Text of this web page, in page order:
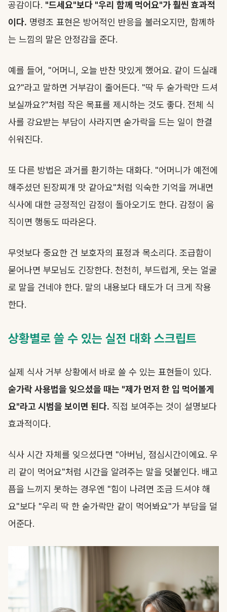
공감이다. "드세요"보다 "우리 함께 먹어요"가 훨씬 효과적
이다. 명령조 표현은 방어적인 반응을 불러오지만, 함께하
는 느낌의 말은 안정감을 준다.
예를 들어, "어머니, 오늘 반찬 맛있게 했어요. 같이 드실래
요?"라고 말하면 거부감이 줄어든다. "딱 두 숟가락만 드셔
보실까요?"처럼 작은 목표를 제시하는 것도 좋다. 전체 식
사를 강요받는 부담이 사라지면 숟가락을 드는 일이 한결
쉬워진다.
또 다른 방법은 과거를 환기하는 대화다. "어머니가 예전에
해주셨던 된장찌개 맛 같아요"처럼 익숙한 기억을 꺼내면
식사에 대한 긍정적인 감정이 돌아오기도 한다. 감정이 움
직이면 행동도 따라온다.
무엇보다 중요한 건 보호자의 표정과 목소리다. 조급함이
묻어나면 부모님도 긴장한다. 천천히, 부드럽게, 웃는 얼굴
로 말을 건네야 한다. 말의 내용보다 태도가 더 크게 작용
한다.
상황별로 쓸 수 있는 실전 대화 스크립트
실제 식사 거부 상황에서 바로 쓸 수 있는 표현들이 있다.
숟가락 사용법을 잊으셨을 때는 "제가 먼저 한 입 먹어볼게
요"라고 시범을 보이면 된다. 직접 보여주는 것이 설명보다
효과적이다.
식사 시간 자체를 잊으셨다면 "아버님, 점심시간이에요. 우
리 같이 먹어요"처럼 시간을 알려주는 말을 덧붙인다. 배고
픔을 느끼지 못하는 경우엔 "힘이 나려면 조금 드셔야 해
요"보다 "우리 딱 한 숟가락만 같이 먹어봐요"가 부담을 덜
어준다.